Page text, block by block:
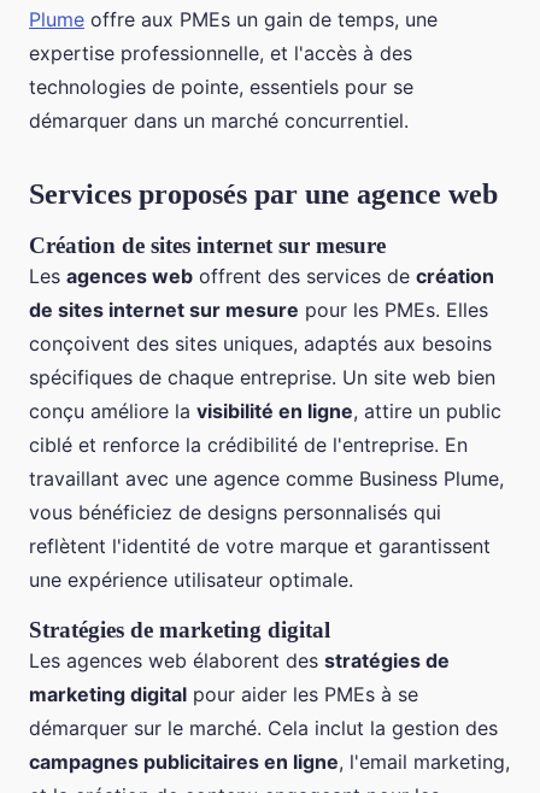
Plume offre aux PMEs un gain de temps, une
expertise professionnelle, et l'accès à des
technologies de pointe, essentiels pour se
démarquer dans un marché concurrentiel.
Services proposés par une agence web
Création de sites internet sur mesure
Les agences web offrent des services de création
de sites internet sur mesure pour les PMEs. Elles
conçoivent des sites uniques, adaptés aux besoins
spécifiques de chaque entreprise. Un site web bien
conçu améliore la visibilité en ligne, attire un public
ciblé et renforce la crédibilité de l'entreprise. En
travaillant avec une agence comme Business Plume,
vous bénéficiez de designs personnalisés qui
reflètent l'identité de votre marque et garantissent
une expérience utilisateur optimale.
Stratégies de marketing digital
Les agences web élaborent des stratégies de
marketing digital pour aider les PMEs à se
démarquer sur le marché. Cela inclut la gestion des
campagnes publicitaires en ligne, l'email marketing,